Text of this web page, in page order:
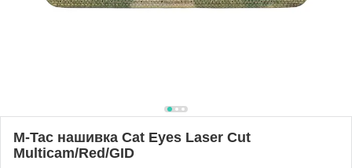
M-Tac нашивка Cat Eyes Laser Cut
Multicam/Red/GID